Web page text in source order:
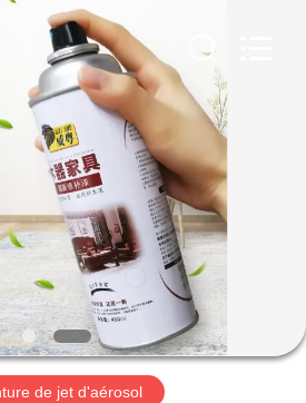
de jet d'aérosol